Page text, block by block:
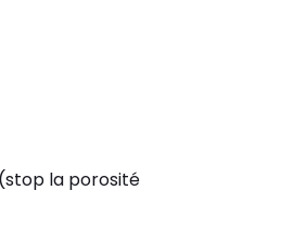
la porosité